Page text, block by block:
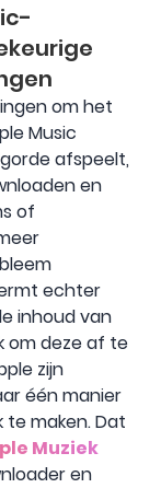
om het
Music
afspeelt,
en
of
echter
inhoud van
om deze af te
zijn
één manier
te maken. Dat
Muziek
en